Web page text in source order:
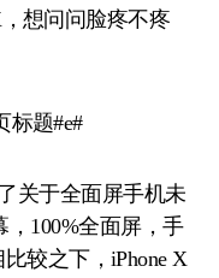
想问问脸疼不疼
标题#e#
关于全面屏手机未
100%全面屏，手
较之下，iPhone X